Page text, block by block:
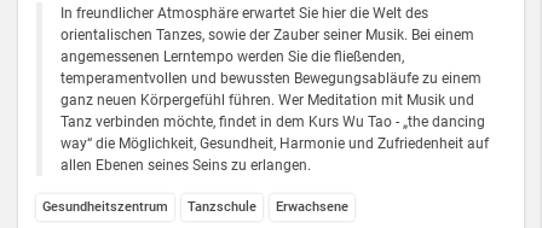
In freundlicher Atmosphäre erwartet Sie hier die Welt des
orientalischen Tanzes, sowie der Zauber seiner Musik. Bei einem
angemessenen Lerntempo werden Sie die fließenden,
temperamentvollen und bewussten Bewegungsabläufe zu einem
ganz neuen Körpergefühl führen. Wer Meditation mit Musik und
Tanz verbinden möchte, findet in dem Kurs Wu Tao - „the dancing
way“ die Möglichkeit, Gesundheit, Harmonie und Zufriedenheit auf
allen Ebenen seines Seins zu erlangen.
Gesundheitszentrum Tanzschule Erwachsene